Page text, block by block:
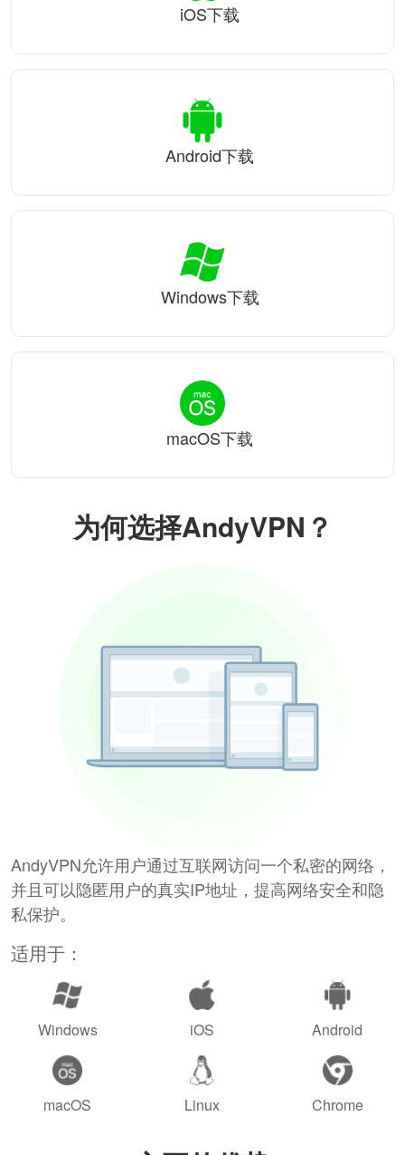
为何选择AndyVPN？
AndyVPN允许用户通过互联网访问一个私密的网络，
并且可以隐匿用户的真实IP地址，提高网络安全和隐
私保护。
适用于：
Windows iOS Android
macOS Linux Chrome
iOS下载
Android下载
Windows下载
macOS下载